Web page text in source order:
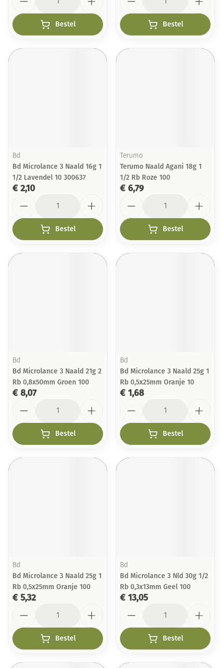
Bestel Bestel
Bd
Bd Microlance 3 Naald 16g 1
1/2 Lavendel 10 300637
€ 2,10
Bestel
Terumo
Terumo Naald Agani 18g 1
1/2 Rb Roze 100
€ 6,79
Bestel
Bd
Bd Microlance 3 Naald 21g 2
Rb 0,8x50mm Groen 100
€ 8,07
Bestel
Bd
Bd Microlance 3 Naald 25g 1
Rb 0,5x25mm Oranje 10
€ 1,68
Bestel
Bd
Bd Microlance 3 Naald 25g 1
Rb 0,5x25mm Oranje 100
€ 5,32
Bestel
Bd
Bd Microlance 3 Nld 30g 1/2
Rb 0,3x13mm Geel 100
€ 13,05
Bestel